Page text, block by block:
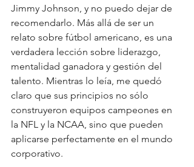
Jimmy Johnson, y no puedo dejar de
recomendarlo. Más allá de ser un
relato sobre fútbol americano, es una
verdadera lección sobre liderazgo,
mentalidad ganadora y gestión del
talento. Mientras lo leía, me quedó
claro que sus principios no sólo
construyeron equipos campeones en
la NFL y la NCAA, sino que pueden
aplicarse perfectamente en el mundo
corporativo.